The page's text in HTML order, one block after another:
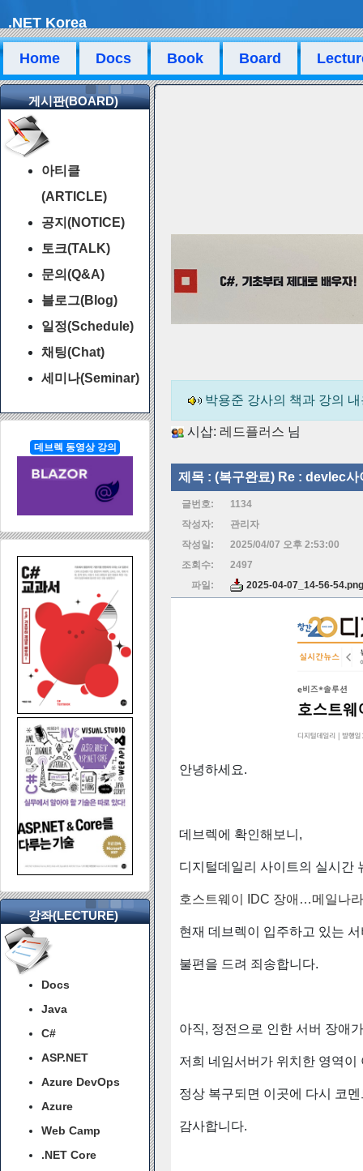
.NET Korea
Home Docs Book Board
게시판(BOARD)
아티클
(ARTICLE)
공지(NOTICE)
토크(TALK)
문의(Q&A)
블로그(Blog)
일정(Schedule)
채팅(Chat)
세미나(Seminar)
데브렉 동영상 강의
강좌(LECTURE)
Docs
Java
C#
ASP.NET
Azure DevOps
Azure
Web Camp
.NET Core
박용준 강사의 책과 강의
시삽: 레드플러스 님
제목 : (복구완료) Re : devlec사
글번호:
1134
작성자:
관리자
작성일:
2025/04/07 오후 2:53:00
조회수:
2497
파일:
2025-04-07_14-56-
안녕하세요.
데브렉에 확인해보니,
디지털데일리 사이트의 실시간
호스트웨이 IDC 장애…메일나
현재 데브렉이 입주하고 있는
불편을 드려 죄송합니다.
아직, 정전으로 인한 서버 장애
저희 네임서버가 위치한 영역
정상 복구되면 이곳에 다시 코
감사합니다.